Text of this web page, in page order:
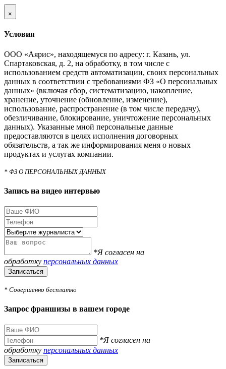
×
Условия
ООО «Аярис», находящемуся по адресу: г. Казань, ул.
Спартаковская, д. 2, на обработку, в том числе с
использованием средств автоматизации, своих персональных
данных в соответствии с требованиями ФЗ «О персональных
данных» (включая сбор, систематизацию, накопление,
хранение, уточнение (обновление, изменение),
использование, распространение (в том числе передачу),
обезличивание, блокирование, уничтожение персональных
данных). Указанные мной персональные данные
предоставляются в целях исполнения договорных
обязательств, а так же информирования меня о новых
продуктах и услугах компании.
* ФЗ О ПЕРСОНАЛЬНЫХ ДАННЫХ
Запись на видео интервью
*Я согласен на
обработку персональных данных
Записаться
* Совершенно бесплатно
Запрос франшизы в вашем городе
*Я согласен на
обработку персональных данных
Записаться